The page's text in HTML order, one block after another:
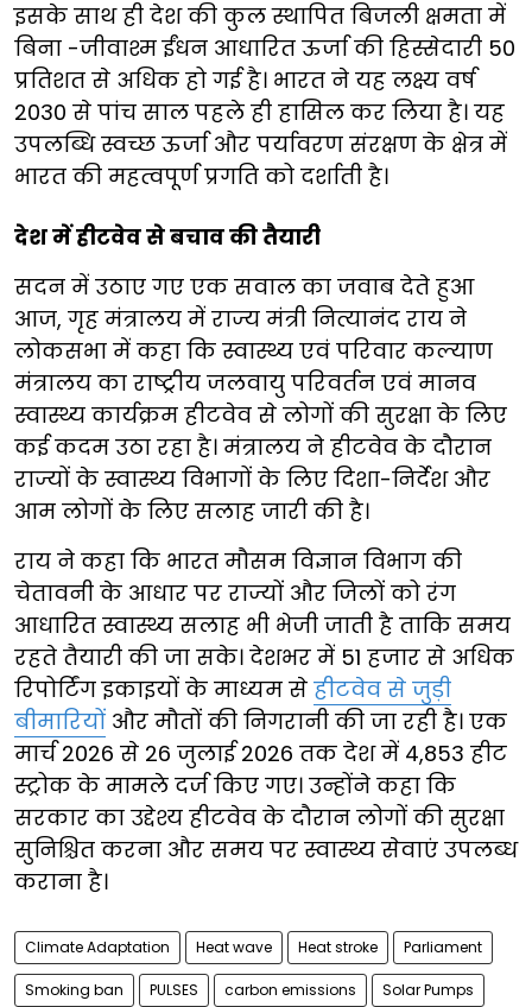
इसके साथ ही देश की कुल स्थापित बिजली क्षमता में
बिना -जीवाश्म ईंधन आधारित ऊर्जा की हिस्सेदारी 50
प्रतिशत से अधिक हो गई है। भारत ने यह लक्ष्य वर्ष
2030 से पांच साल पहले ही हासिल कर लिया है। यह
उपलब्धि स्वच्छ ऊर्जा और पर्यावरण संरक्षण के क्षेत्र में
भारत की महत्वपूर्ण प्रगति को दर्शाती है।
देश में हीटवेव से बचाव की तैयारी
सदन में उठाए गए एक सवाल का जवाब देते हुआ
आज, गृह मंत्रालय में राज्य मंत्री नित्यानंद राय ने
लोकसभा में कहा कि स्वास्थ्य एवं परिवार कल्याण
मंत्रालय का राष्ट्रीय जलवायु परिवर्तन एवं मानव
स्वास्थ्य कार्यक्रम हीटवेव से लोगों की सुरक्षा के लिए
कई कदम उठा रहा है। मंत्रालय ने हीटवेव के दौरान
राज्यों के स्वास्थ्य विभागों के लिए दिशा-निर्देश और
आम लोगों के लिए सलाह जारी की है।
राय ने कहा कि भारत मौसम विज्ञान विभाग की
चेतावनी के आधार पर राज्यों और जिलों को रंग
आधारित स्वास्थ्य सलाह भी भेजी जाती है ताकि समय
रहते तैयारी की जा सके। देशभर में 51 हजार से अधिक
रिपोर्टिंग इकाइयों के माध्यम से हीटवेव से जुड़ी
बीमारियों और मौतों की निगरानी की जा रही है। एक
मार्च 2026 से 26 जुलाई 2026 तक देश में 4,853 हीट
स्ट्रोक के मामले दर्ज किए गए। उन्होंने कहा कि
सरकार का उद्देश्य हीटवेव के दौरान लोगों की सुरक्षा
सुनिश्चित करना और समय पर स्वास्थ्य सेवाएं उपलब्ध
कराना है।
Climate Adaptation Heat wave Heat stroke Parliament
Smoking ban PULSES carbon emissions Solar Pumps